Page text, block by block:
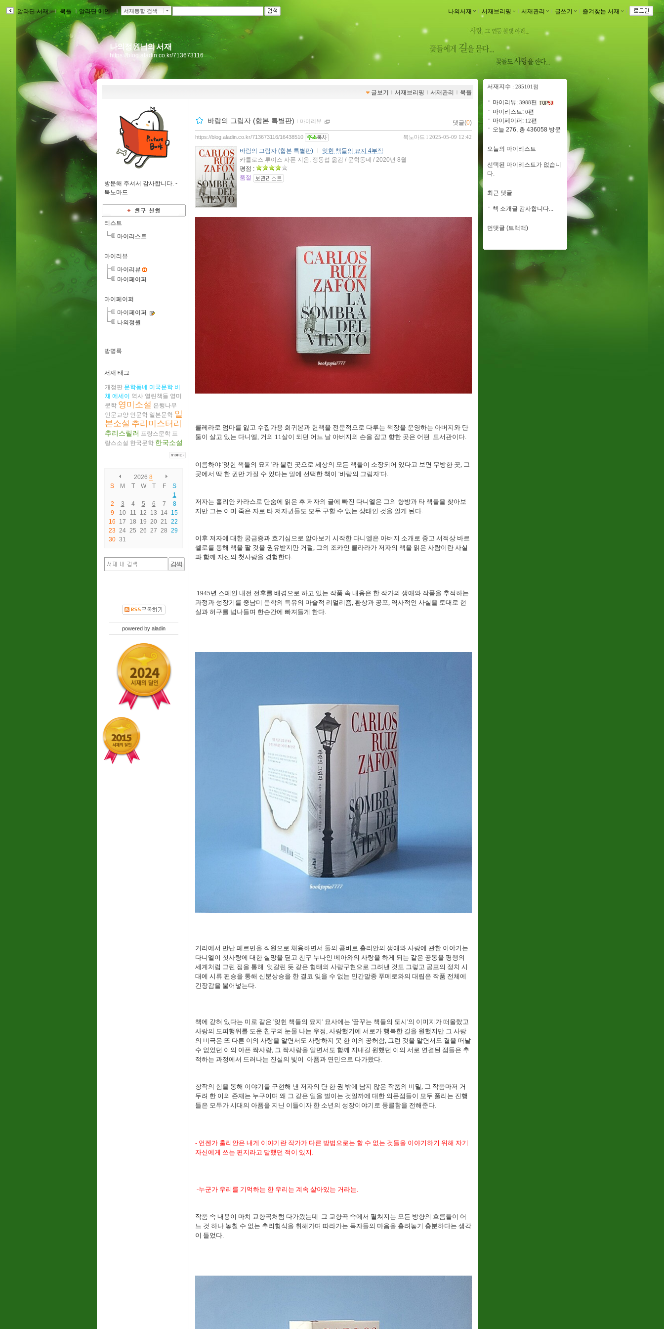
알라딘 서재 ｌ 북플 ｌ알라딘 메인 ｌ 서재통합 검색 나의서재 ｌ 서재브리핑 ｌ 서재관리 ｌ 글쓰기 ｌ 즐겨찾는 서재 ｌ
나의정원님의 서재
https://blog.aladin.co.kr/713673116
글보기 ｌ 서재브리핑 ｌ 서재관리 ｌ 북플
방문해 주셔서 감사합니다. -
북노마드
리스트
마이리스트
마이리뷰
마이리뷰
마이페이퍼
마이페이퍼
마이페이퍼
나의정원
방명록
서재 태그
개정판 문학동네 미국문학 비
채 에세이 역사 열린책들 영미
문학 영미소설 은행나무
인문교양 인문학 일본문학 일
본소설 추리미스터리
추리스릴러 프랑스문학 프
랑스소설 한국문학 한국소설
2026 8
S
M T W T F
S
1
2
3 4 5 6 7
8
9
10 11 12 13 14 15
16
17 18 19 20 21 22
23 24 25 26 27 28 29
30 31
powered by aladin
바람의 그림자 (합본 특별판) ｌ 마이리뷰 댓글(0)
북노마드 l 2025-05-09 12:42
https://blog.aladin.co.kr/713673116/16438510
바람의 그림자 (합본 특별판)
잊힌 책들의 묘지 4부작
카를로스 루이스 사폰 지음, 정동섭 옮김 / 문학동네 / 2020년 8월
평점 :
품절
콜레라로 엄마를 잃고 수집가용 희귀본과 헌책을 전문적으로 다루는 책장을 운영하는 아버지와 단
둘이 살고 있는 다니엘, 거의 11살이 되던 어느 날 아버지의 손을 잡고 향한 곳은 어떤 도서관이다.
이름하야 '잊힌 책들의 묘지'라 불린 곳으로 세상의 모든 책들이 소장되어 있다고 보면 무방한 곳, 그
곳에서 딱 한 권만 가질 수 있다는 말에 선택한 책이 '바람의 그림자'다.
저자는 훌리안 카라스로 단숨에 읽은 후 저자의 글에 빠진 다니엘은 그의 향방과 타 책들을 찾아보
지만 그는 이미 죽은 자로 타 저자권들도 모두 구할 수 없는 상태인 것을 알게 된다.
이후 저자에 대한 궁금증과 호기심으로 알아보기 시작한 다니엘은 아버지 소개로 중고 서적상 바르
셀로를 통해 책을 팔 것을 권유받지만 거절, 그의 조카인 클라라가 저자의 책을 읽은 사람이란 사실
과 함께 자신의 첫사랑을 경험한다.
1945년 스페인 내전 전후를 배경으로 하고 있는 작품 속 내용은 한 작가의 생애와 작품을 추적하는
과정과 성장기를 중남미 문학의 특유의 마술적 리얼리즘, 환상과 공포, 역사적인 사실을 토대로 현
실과 허구를 넘나들며 한순간에 빠져들게 한다.
거리에서 만난 페르민을 직원으로 채용하면서 둘의 콤비로 훌리안의 생애와 사랑에 관한 이야기는
다니엘이 첫사랑에 대한 실망을 딛고 친구 누나인 베아와의 사랑을 하게 되는 같은 공통을 평행의
세계처럼 그린 점을 통해 엇갈린 듯 같은 형태의 사랑구현으로 그려낸 것도 그렇고 공포의 정치 시
대에 시류 편승을 통해 신분상승을 한 결코 잊을 수 없는 인간말종 푸메로와의 대립은 작품 전체에
긴장감을 불어넣는다.
책에 갇혀 있다는 미로 같은 '잊힌 책들의 묘지' 묘사에는 '꿈꾸는 책들의 도시'의 이미지가 떠올랐고
사랑의 도피행위를 도운 친구의 눈물 나는 우정, 사랑했기에 서로가 행복한 길을 원했지만 그 사랑
의 비극은 또 다른 이의 사랑을 알면서도 사랑하지 못 한 이의 공허함, 그런 것을 알면서도 곁을 떠날
수 없었던 이의 아픈 짝사랑, 그 짝사랑을 알면서도 함께 지내길 원했던 이의 서로 연결된 점들은 추
적하는 과정에서 드러나는 진실의 빛이 아픔과 연민으로 다가왔다.
창작의 힘을 통해 이야기를 구현해 낸 저자의 단 한 권 밖에 남지 않은 작품의 비밀, 그 작품마저 거
두려 한 이의 존재는 누구이며 왜 그 같은 일을 벌이는 것일까에 대한 의문점들이 모두 풀리는 진행
들은 모두가 시대의 아픔을 지닌 이들이자 한 소년의 성장이야기로 뭉클함을 전해준다.
- 언젠가 훌리안은 내게 이야기란 작가가 다른 방법으로는 할 수 없는 것들을 이야기하기 위해 자기
자신에게 쓰는 편지라고 말했던 적이 있지.
-누군가 우리를 기억하는 한 우리는 계속 살아있는 거라는.
작품 속 내용이 마치 교향곡처럼 다가왔는데 그 교향곡 속에서 펼쳐지는 모든 방향의 흐름들이 어
느 것 하나 놓칠 수 없는 추리형식을 취해가며 따라가는 독자들의 마음을 홀려놓기 충분하다는 생각
이 들었다.
서재지수 : 285101점
마이리뷰: 3988편
마이리스트: 0편
마이페이퍼: 12편
오늘 276, 총 436058 방문
오늘의 마이리스트
선택된 마이리스트가 없습니
다.
최근 댓글
책 소개글 감사합니다...
먼댓글 (트랙백)